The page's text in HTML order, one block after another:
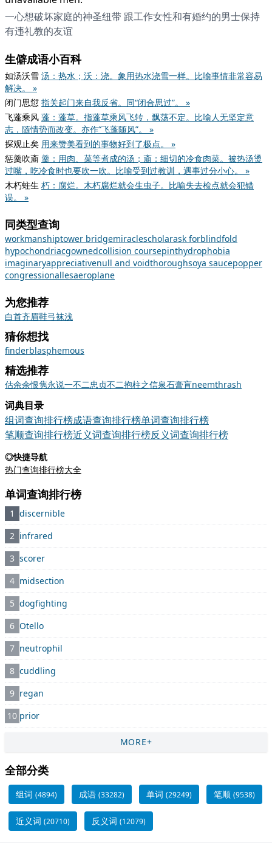
一心想破坏家庭的神圣纽带 跟工作女性和有婚约的男士保持
有违礼教的友谊
生僻成语小百科
如汤沃雪 汤：热水；沃：浇。象用热水浇雪一样。比喻事情非常容易
解决。 »
闭门思愆 指关起门来自我反省。同“闭合思过”。 »
飞蓬乘风 蓬：蓬草。指蓬草乘风飞转，飘荡不定。比喻人无坚定意
志，随情势而改变。亦作“飞蓬随风”。 »
探观止矣 用来赞美看到的事物好到了极点。 »
惩羹吹齑 羹：用肉、菜等煮成的汤；齑：细切的冷食肉菜。被热汤烫
过嘴，吃冷食时也要吹一吹。比喻受到过教训，遇事过分小心。 »
木朽蛀生 朽：腐烂。木朽腐烂就会生虫子。比喻失去检点就会犯错
误。 »
同类型查询
workmanshiptower bridgemiraclescholarask forblindfold
hypochondriacgownedcollision coursepinthydrophobia
imaginaryappreciativenull and voidthoroughsoya saucepopper
congressionallesaeroplane
为您推荐
白首齐眉鞋弓袜浅
猜你想找
finderblasphemous
精选推荐
估余余恨隽永说一不二忠贞不二抱柱之信泉石膏肓neemthrash
词典目录
组词查询排行榜成语查询排行榜单词查询排行榜
笔顺查询排行榜近义词查询排行榜反义词查询排行榜
◎快捷导航
热门查询排行榜大全
单词查询排行榜
1 discernible
2 infrared
3 scorer
4 midsection
5 dogfighting
6 Otello
7 neutrophil
8 cuddling
9 regan
10 prior
MORE+
全部分类
组词 (4894) 成语 (33282) 单词 (29249) 笔顺 (9538)
近义词 (20710) 反义词 (12079)